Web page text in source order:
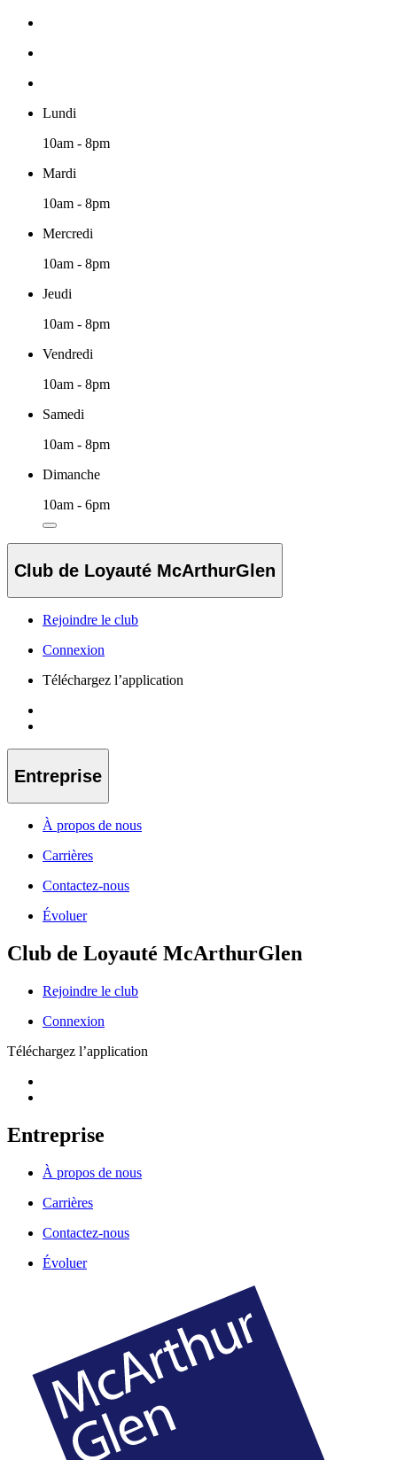
Lundi
10am - 8pm
Mardi
10am - 8pm
Mercredi
10am - 8pm
Jeudi
10am - 8pm
Vendredi
10am - 8pm
Samedi
10am - 8pm
Dimanche
10am - 6pm
Club de Loyauté McArthurGlen
Rejoindre le club
Connexion
Téléchargez l’application
Entreprise
À propos de nous
Carrières
Contactez-nous
Évoluer
Club de Loyauté McArthurGlen
Rejoindre le club
Connexion
Téléchargez l’application
Entreprise
À propos de nous
Carrières
Contactez-nous
Évoluer